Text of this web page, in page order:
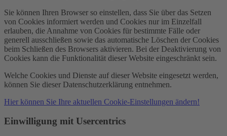
Sie können Ihren Browser so einstellen, dass Sie über das Setzen
von Cookies informiert werden und Cookies nur im Einzelfall
erlauben, die Annahme von Cookies für bestimmte Fälle oder
generell ausschließen sowie das automatische Löschen der Cookies
beim Schließen des Browsers aktivieren. Bei der Deaktivierung von
Cookies kann die Funktionalität dieser Website eingeschränkt sein.
Welche Cookies und Dienste auf dieser Website eingesetzt werden,
können Sie dieser Datenschutzerklärung entnehmen.
Hier können Sie Ihre aktuellen Cookie-Einstellungen ändern!
Einwilligung mit Usercentrics